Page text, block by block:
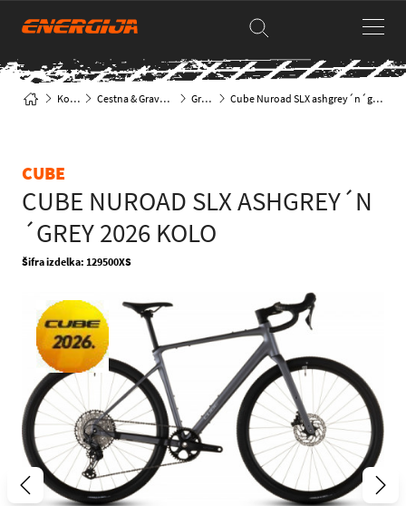
Kolesa Cestna & Gravel kolesa Gravel Cube Nuroad SLX ashgrey´n´grey 2026 Kolo
CUBE
CUBE NUROAD SLX ASHGREY´N
´GREY 2026 KOLO
Šifra izdelka: 129500XS